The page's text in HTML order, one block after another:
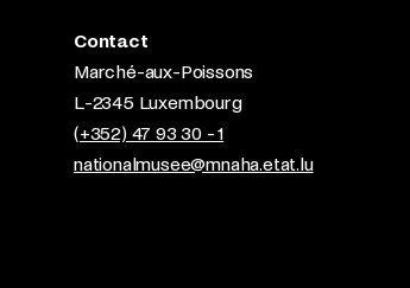
Contact
Marché-aux-Poissons
L-2345 Luxembourg
(+352) 47 93 30 - 1
nationalmusee@mnaha.etat.lu